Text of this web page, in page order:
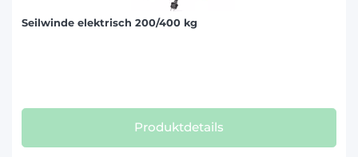
Seilwinde elektrisch 200/400 kg
Produktdetails